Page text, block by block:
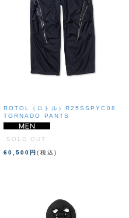
ROTOL（ロトル）R25SSPYC08
TORNADO PANTS
SOLD OUT
60,500円(税込)